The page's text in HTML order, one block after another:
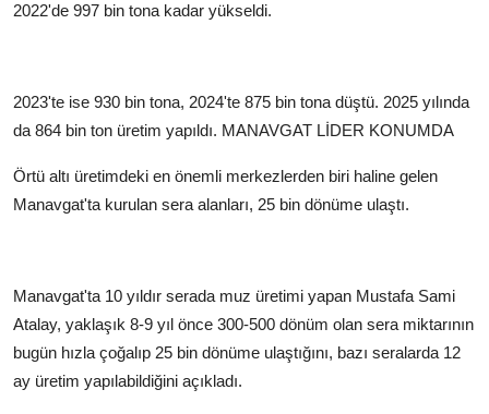
2022'de 997 bin tona kadar yükseldi.
2023'te ise 930 bin tona, 2024'te 875 bin tona düştü. 2025 yılında
da 864 bin ton üretim yapıldı. MANAVGAT LİDER KONUMDA
Örtü altı üretimdeki en önemli merkezlerden biri haline gelen
Manavgat'ta kurulan sera alanları, 25 bin dönüme ulaştı.
Manavgat'ta 10 yıldır serada muz üretimi yapan Mustafa Sami
Atalay, yaklaşık 8-9 yıl önce 300-500 dönüm olan sera miktarının
bugün hızla çoğalıp 25 bin dönüme ulaştığını, bazı seralarda 12
ay üretim yapılabildiğini açıkladı.